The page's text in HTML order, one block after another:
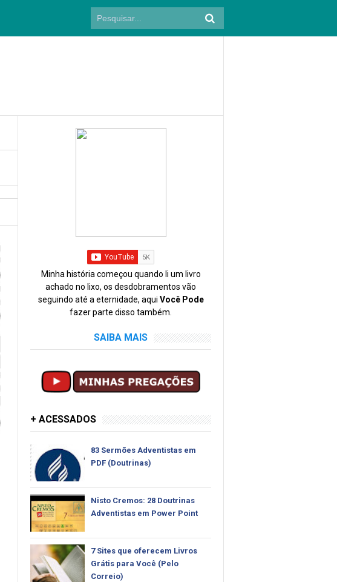
Minha história começou quando li um livro
achado no lixo, os desdobramentos vão
seguindo até a eternidade, aqui Você Pode
fazer parte disso também.
SAIBA MAIS
+ ACESSADOS
83 Sermões Adventistas em
PDF (Doutrinas)
Nisto Cremos: 28 Doutrinas
Adventistas em Power Point
7 Sites que oferecem Livros
Grátis para Você (Pelo
Correio)